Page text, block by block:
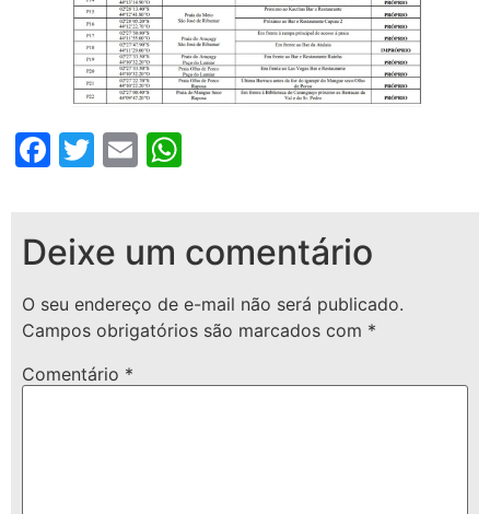
Facebook
Twitter
Email
Deixe um comentário
O seu endereço de e-mail não será publicado.
Campos obrigatórios são marcados com *
Comentário *